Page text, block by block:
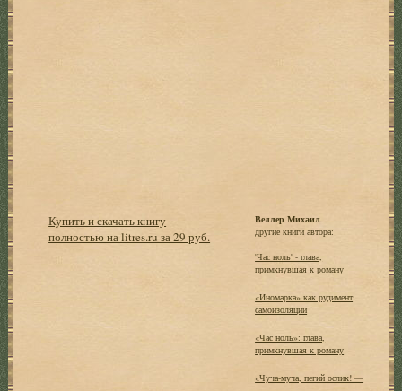
Купить и скачать книгу
полностью на litres.ru за 29 руб.
Веллер Михаил
другие книги автора:
'Час ноль' - глава,
примкнувшая к роману
«Иномарка» как рудимент
самоизоляции
«Час ноль»: глава,
примкнувшая к роману
«Чуча-муча, пегий ослик! —